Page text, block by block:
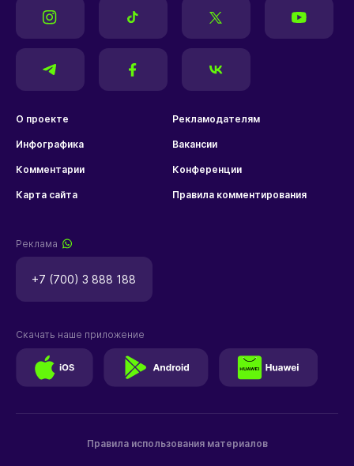
О проекте Рекламодателям
Инфографика Вакансии
Комментарии Конференции
Карта сайта Правила комментирования
Реклама
+7 (700) 3 888 188
Правила использования материалов
Скачать наше приложение